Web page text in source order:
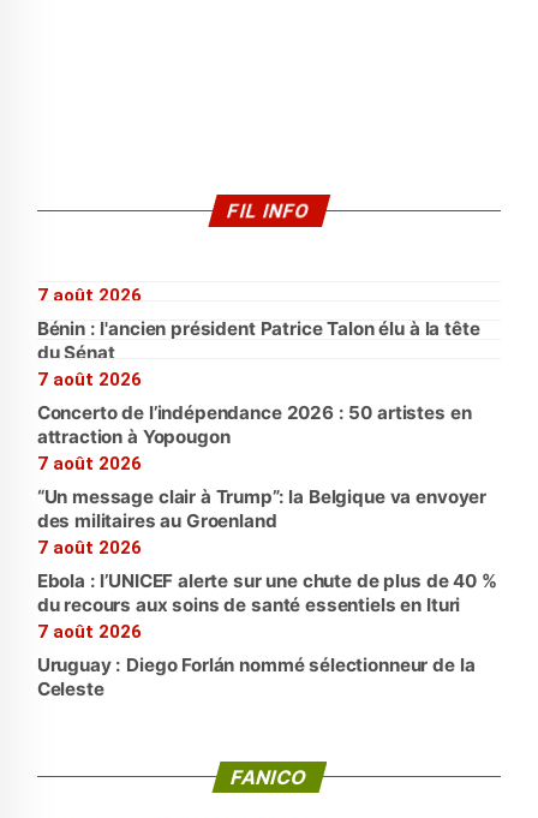
FIL INFO
7 août 2026
Bénin : l'ancien président Patrice Talon élu à la tête
du Sénat
7 août 2026
Concerto de l’indépendance 2026 : 50 artistes en
attraction à Yopougon
7 août 2026
“Un message clair à Trump”: la Belgique va envoyer
des militaires au Groenland
7 août 2026
Ebola : l’UNICEF alerte sur une chute de plus de 40 %
du recours aux soins de santé essentiels en Ituri
7 août 2026
Uruguay : Diego Forlán nommé sélectionneur de la
Celeste
FANICO